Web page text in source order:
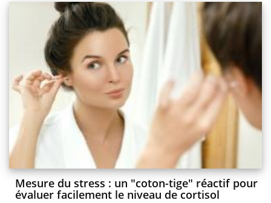
Mesure du stress : un "coton-tige" réactif pour
évaluer facilement le niveau de cortisol